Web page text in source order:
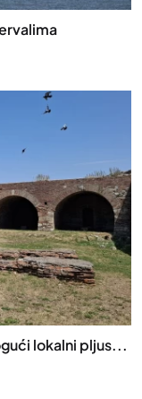
lokalni pljus...